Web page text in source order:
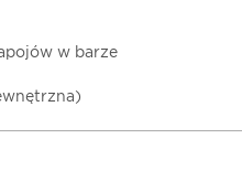
w barze